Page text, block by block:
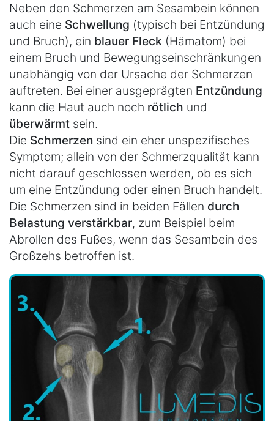
Neben den Schmerzen am Sesambein können
auch eine Schwellung (typisch bei Entzündung
und Bruch), ein blauer Fleck (Hämatom) bei
einem Bruch und Bewegungseinschränkungen
unabhängig von der Ursache der Schmerzen
auftreten. Bei einer ausgeprägten Entzündung
kann die Haut auch noch rötlich und
überwärmt sein.
Die Schmerzen sind ein eher unspezifisches
Symptom; allein von der Schmerzqualität kann
nicht darauf geschlossen werden, ob es sich
um eine Entzündung oder einen Bruch handelt.
Die Schmerzen sind in beiden Fällen durch
Belastung verstärkbar, zum Beispiel beim
Abrollen des Fußes, wenn das Sesambein des
Großzehs betroffen ist.